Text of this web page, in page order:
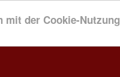
mit der Cookie-Nutzung